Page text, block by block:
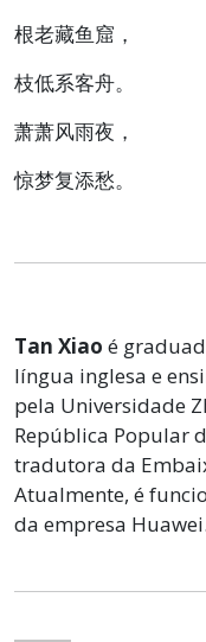
根老藏鱼窟，
枝低系客舟。
萧萧风雨夜，
惊梦复添愁。
Tan Xiao é
língua inglesa e
pela Universidade
República Popular
tradutora da
Atualmente, é
da empresa Huawei.